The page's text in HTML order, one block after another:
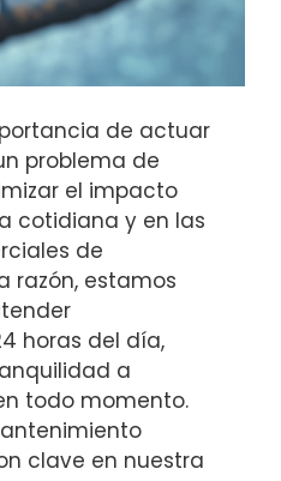
de actuar
problema de
el impacto
cotidiana y en las
de
razón, estamos
horas del día,
a
todo momento.
clave en nuestra